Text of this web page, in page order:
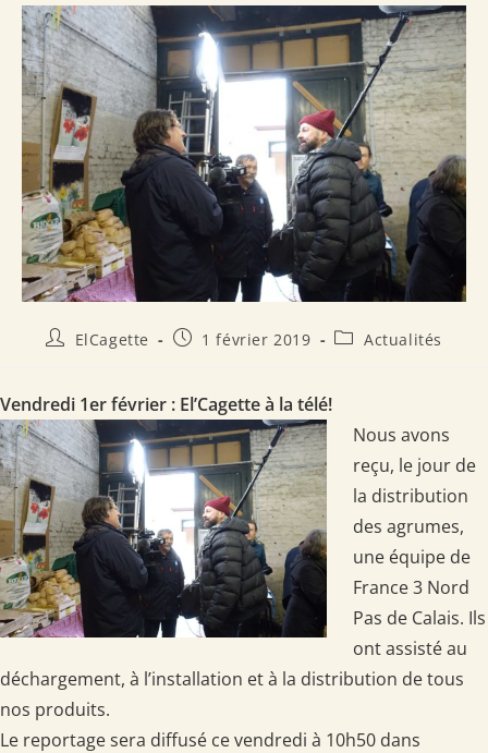
Auteur/autrice
publication :
ElCagette
Publication
1 février 2019
PostActualités
Vendredi 1er février : El’Cagette à la télé!
Nous avons
reçu, le jour de
la distribution
des agrumes,
une équipe de
France 3 Nord
Pas de Calais. Ils
ont assisté au
déchargement, à l’installation et à la distribution de tous
nos produits.
Le reportage sera diffusé ce vendredi à 10h50 dans